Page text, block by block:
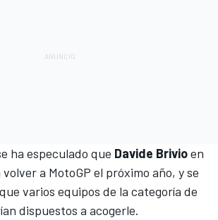
ha especulado que Davide Brivioen
a MotoGP el próximo año, y se
varios equipos de la categoría de
dispuestos a acogerle.